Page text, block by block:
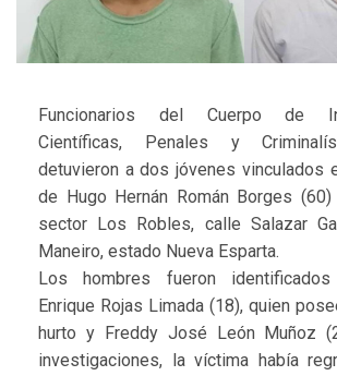
Funcionarios del Cuerpo de
Científicas, Penales y
detuvieron a dos jóvenes vinculados
de Hugo Hernán Román Borges
sector Los Robles, calle Salazar
Maneiro, estado Nueva Esparta.
Los hombres fueron
Enrique Rojas Limada (18), quien
hurto y Freddy José León Muñoz
investigaciones, la víctima había